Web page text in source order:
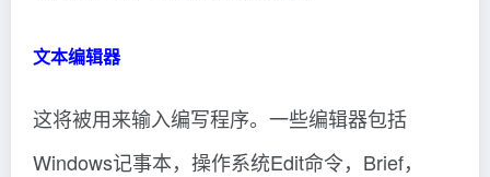
文本编辑器
这将被用来输入编写程序。一些编辑器包括
Windows记事本，操作系统Edit命令，Brief，